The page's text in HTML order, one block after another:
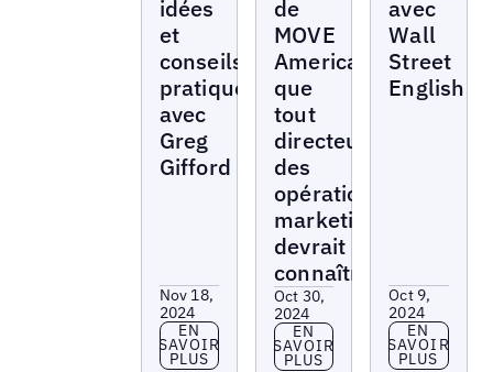
idées
et
conseils
pratiques
avec
Greg
Gifford
Nov 18,
2024
En savoir plus
EN
SAVOIR
PLUS
de
MOVE
America
que
tout
directeur
des
opérations
marketing
devrait
connaître
Oct 30,
2024
En savoir plus
EN
SAVOIR
PLUS
avec
Wall
Street
English
Oct 9,
2024
En savoir
EN
SAVOIR
PLUS